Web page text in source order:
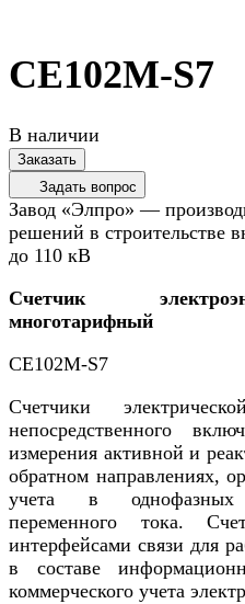
CE102M-S7
В наличии
Заказать
Задать вопрос
Завод «Элпро» —
решений в строительстве
до 110 кВ
Счетчик
многотарифный
CE102M-S7
Счетчики
непосредственного
измерения активной и
обратном направлениях,
учета в однофазных
переменного тока.
интерфейсами связи для
в составе
коммерческого учета